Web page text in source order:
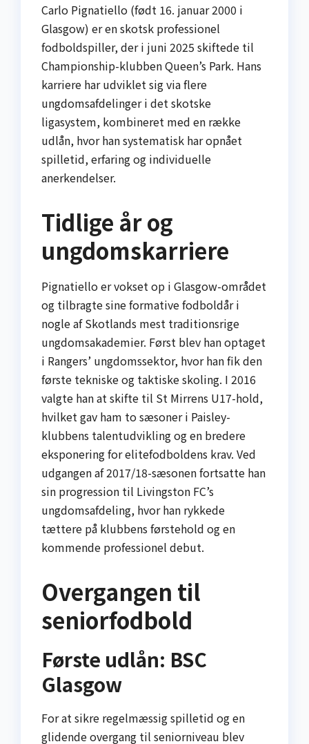
Carlo Pignatiello (født 16. januar 2000 i
Glasgow) er en skotsk professionel
fodboldspiller, der i juni 2025 skiftede til
Championship-klubben Queen’s Park. Hans
karriere har udviklet sig via flere
ungdomsafdelinger i det skotske
ligasystem, kombineret med en række
udlån, hvor han systematisk har opnået
spilletid, erfaring og individuelle
anerkendelser.
Tidlige år og
ungdomskarriere
Pignatiello er vokset op i Glasgow-området
og tilbragte sine formative fodboldår i
nogle af Skotlands mest traditionsrige
ungdomsakademier. Først blev han optaget
i Rangers’ ungdomssektor, hvor han fik den
første tekniske og taktiske skoling. I 2016
valgte han at skifte til St Mirrens U17-hold,
hvilket gav ham to sæsoner i Paisley-
klubbens talentudvikling og en bredere
eksponering for elitefodboldens krav. Ved
udgangen af 2017/18-sæsonen fortsatte han
sin progression til Livingston FC’s
ungdomsafdeling, hvor han rykkede
tættere på klubbens førstehold og en
kommende professionel debut.
Overgangen til
seniorfodbold
Første udlån: BSC
Glasgow
For at sikre regelmæssig spilletid og en
glidende overgang til seniorniveau blev